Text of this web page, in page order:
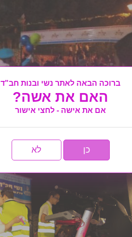
ברוכה הבאה לאתר נשי ובנות חב"ד
האם את אשה?
אם את אישה - לחצי אישור
כן לא